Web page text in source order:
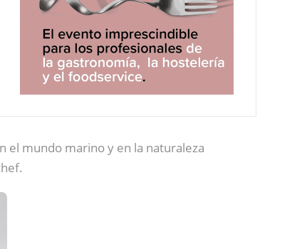
el mundo marino y en la naturaleza